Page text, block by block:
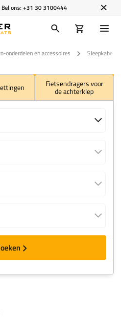
Bel ons:+31 30 3100444
onderdelen en accessoires Sleepkabels
Fietsendragers voor
de achterklep